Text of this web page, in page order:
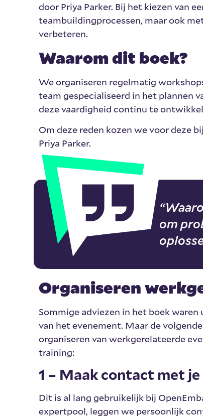
door Priya Parker. Bij het kiezen van
teambuildingprocessen, maar ook
verbeteren.
Waarom dit boek?
We organiseren regelmatig
team gespecialiseerd in het plannen
deze vaardigheid continu te
Om deze reden kozen we voor deze
Priya Parker.
om
Organiseren
Sommige adviezen in het boek
van het evenement. Maar de
organiseren van werkgerelateerde
training:
1 – Maak contact met
Dit is al lang gebruikelijk bij
expertpool, leggen we persoonlijk